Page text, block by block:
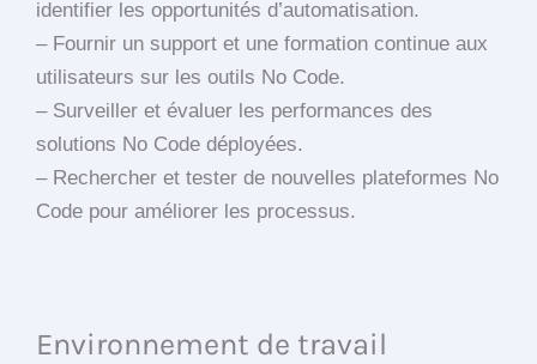
identifier les opportunités d’automatisation.
– Fournir un support et une formation continue aux
utilisateurs sur les outils No Code.
– Surveiller et évaluer les performances des
solutions No Code déployées.
– Rechercher et tester de nouvelles plateformes No
Code pour améliorer les processus.
Environnement de travail